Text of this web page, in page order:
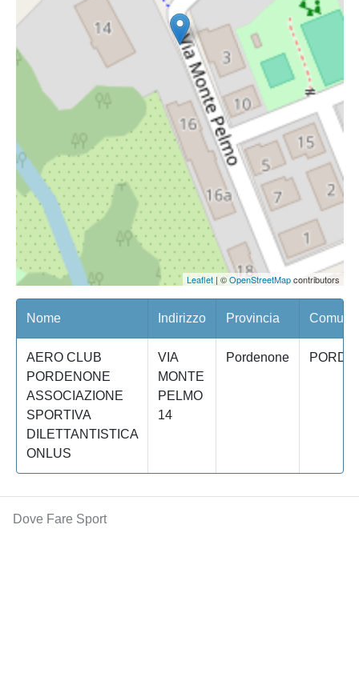
Leaflet| ©OpenStreetMapcontributors
Nome Indirizzo Provincia
AERO CLUB
PORDENONE
ASSOCIAZIONE
SPORTIVA
DILETTANTISTICA
ONLUS
VIA
MONTE
PELMO
14
Pordenone
Dove Fare Sport